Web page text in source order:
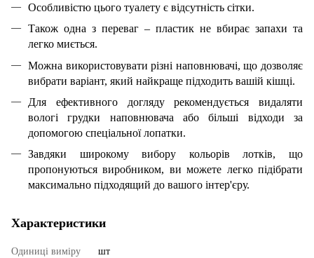
Особливістю цього туалету є відсутність сітки.
Також одна з переваг – пластик не вбирає запахи та
легко миється.
Можна використовувати різні наповнювачі, що дозволяє
вибрати варіант, який найкраще підходить вашій кішці.
Для ефективного догляду рекомендується видаляти
вологі грудки наповнювача або більші відходи за
допомогою спеціальної лопатки.
Завдяки широкому вибору кольорів лотків, що
пропонуються виробником, ви можете легко підібрати
максимально підходящий до вашого інтер'єру.
Характеристики
Одиниці виміру
шт